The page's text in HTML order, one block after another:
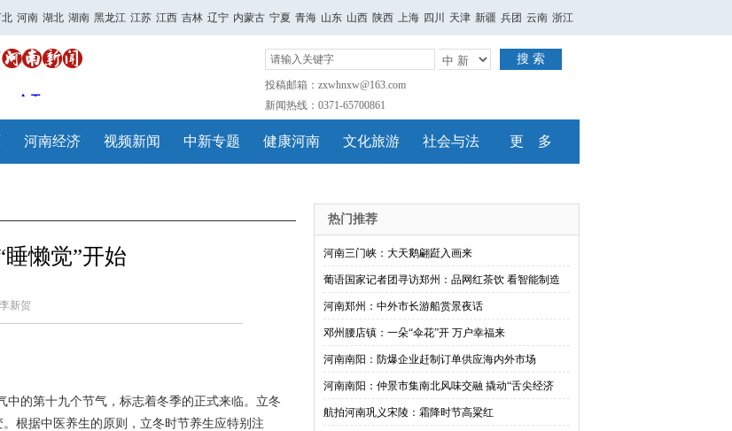
河南 湖北 湖南 黑龙江 江苏 江西 吉林 辽宁 内蒙古 宁夏 青海 山东 山西 陕西 上海 四川 天津 新疆 兵团 云南 浙江
搜 索
投稿邮箱：zxwhnxw@163.com
新闻热线：0371-65700861
河南经济 视频新闻 中新专题 健康河南 文化旅游 社会与法 更 多
懒觉”开始
新贺
的第十九个节气，标志着冬季的正式来临。立冬
根据中医养生的原则，立冬时节养生应特别注
热门推荐
河南三门峡：大天鹅翩跹入画来
葡语国家记者团寻访郑州：品网红茶饮 看智能制造
河南郑州：中外市长游船赏景夜话
邓州腰店镇：一朵“伞花”开 万户幸福来
河南南阳：防爆企业赶制订单供应海内外市场
河南南阳：仲景市集南北风味交融 撬动“舌尖经济
航拍河南巩义宋陵：霜降时节高粱红